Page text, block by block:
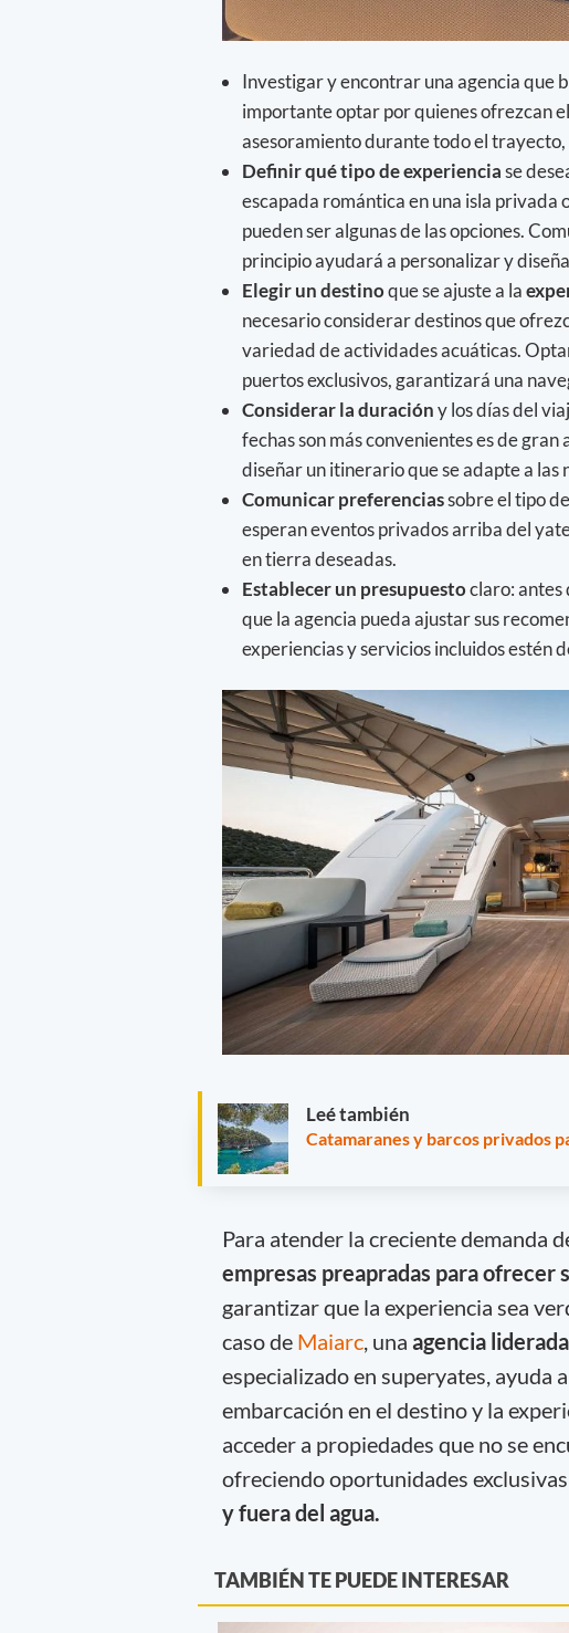
Investigar y encontrar una agencia que
importante optar por quienes ofrezcan
asesoramiento durante todo el
Definir qué tipo de experienciase
escapada romántica en una isla privada
pueden ser algunas de las opciones.
principio ayudará a personalizar y
Elegir un destinoque se ajuste a la
necesario considerar destinos que
variedad de actividades acuáticas.
puertos exclusivos, garantizará una
Considerar la duracióny los días del
fechas son más convenientes es de
diseñar un itinerario que se adapte a las
Comunicar preferenciassobre el tipo
esperan eventos privados arriba del
en tierra deseadas.
Establecer un presupuestoclaro: antes
que la agencia pueda ajustar sus
experiencias y servicios incluidos estén
Leé también
Catamaranes y barcos privados
Para atender la creciente demanda
empresas preapradas para ofrecer
garantizar que la experiencia sea
caso de Maiarc, una agencia
especializado en superyates, ayuda
embarcación en el destino y la
acceder a propiedades que no se
ofreciendo oportunidades
y fuera del agua.
TAMBIÉN TE PUEDE INTERESAR